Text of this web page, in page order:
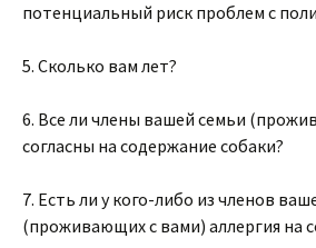
потенциальный риск проблем с
5. Сколько вам лет?
6. Все ли члены вашей семьи
согласны на содержание собаки?
7. Есть ли у кого-либо из членов
(проживающих с вами) аллергия на